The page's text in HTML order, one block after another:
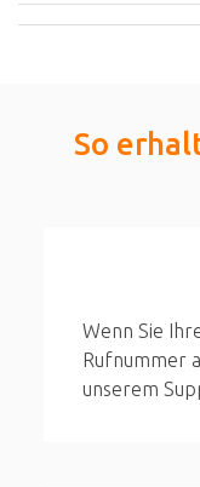
So
Wenn Sie
Rufnummer
unserem